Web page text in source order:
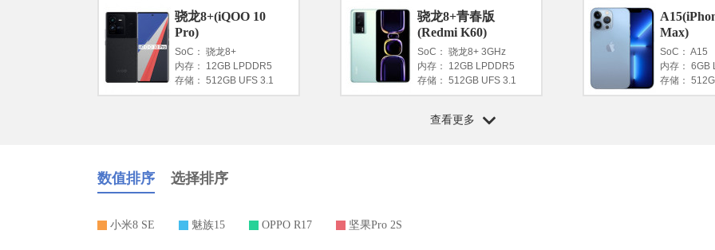
骁龙8+(iQOO 10
Pro)
SoC： 骁龙8+
内存： 12GB LPDDR5
存储： 512GB UFS 3.1
骁龙8+青春版
(Redmi K60)
SoC： 骁龙8+ 3GHz
内存： 12GB LPDDR5
存储： 512GB UFS 3.1
Max)
SoC： A15
内存： 6GB
存储：
查看更多
数值排序 选择排序
小米8 SE 魅族15 OPPO R17 坚果Pro 2S